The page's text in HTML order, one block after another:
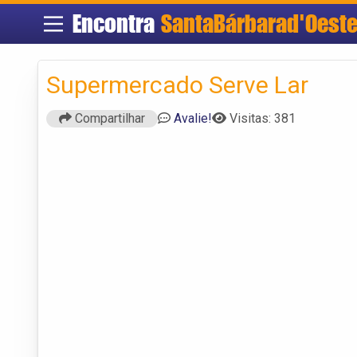
Encontra SantaBárbarad'Oeste
Supermercado Serve Lar
Compartilhar Avalie! Visitas: 381